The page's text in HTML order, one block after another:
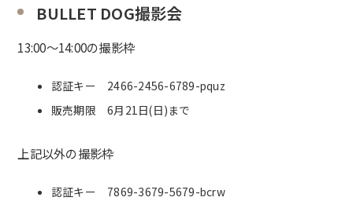
BULLET DOG撮影会
13:00〜14:00の撮影枠
認証キー 2466-2456-6789-pquz
販売期限 6月21日(日)まで
上記以外の撮影枠
認証キー 7869-3679-5679-bcrw